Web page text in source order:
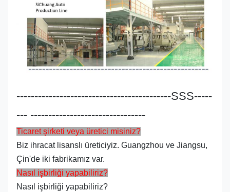
-------------------------------------------SSS-----
--- --------------------------------
Ticaret şirketi veya üretici misiniz?
Biz ihracat lisanslı üreticiyiz. Guangzhou ve Jiangsu,
Çin'de iki fabrikamız var.
Nasıl işbirliği yapabiliriz?
Nasıl işbirliği yapabiliriz?